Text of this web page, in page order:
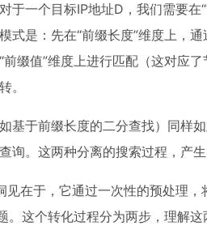
于一个目标IP地址D，我们需要
式是：先在“前缀长度”维度上，
前缀值”维度上进行匹配（这对应
。
基于前缀长度的二分查找）同样
询。这两种分离的搜索过程，产
见在于，它通过一次性的预处理
。这个转化过程分为两步，理解这